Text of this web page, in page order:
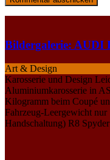
Bildergalerie: AUDI
Art & Design
Karosserie und Design
Aluminiumkarosserie in
Kilogramm beim Coupé
Fahrzeug-Leergewicht
Handschaltung) R8